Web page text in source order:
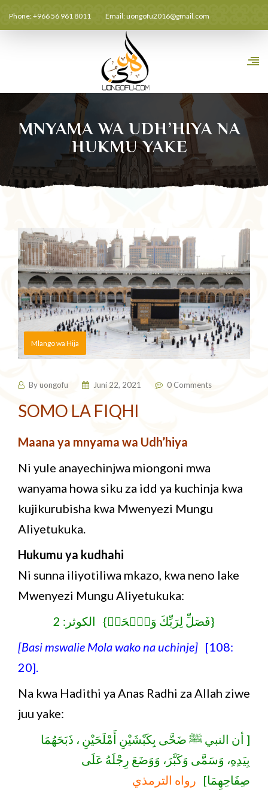
Phone: +966 56 961 8011 Email:uongofu2016@gmail.com
MNYAMA WA UDH’HIYA NA
HUKMU YAKE
Mlango wa Hija
Byuongofu Juni 22, 2021 0 Comments
SOMO LA FIQHI
Maana ya mnyama wa Udh’hiya
Ni yule anayechinjwa miongoni mwa
wanyama howa siku za idd ya kuchinja kwa
kujikurubisha kwa Mwenyezi Mungu
Aliyetukuka.
Hukumu ya kudhahi
Ni sunna iliyotiliwa mkazo, kwa neno lake
Mwenyezi Mungu Aliyetukuka:
{فَصَلِّ لِرَبِّكَ وَٱنۡحَرۡ} الكوثر: 2
[Basi mswalie Mola wako na uchinje] [108:
20].
Na kwa Hadithi ya Anas Radhi za Allah ziwe
juu yake:
[ أن النبي ﷺ ضَحَّى بِكَبْشَيْنِ أَمْلَحَيْنِ ، ذَبَحَهُمَا
بِيَدِهِ، وَسَمَّى وَكَبَّرَ، وَوَضَعَ رِجْلَهُ عَلَى
صِفَاحِهِمَا] رواه الترمذي